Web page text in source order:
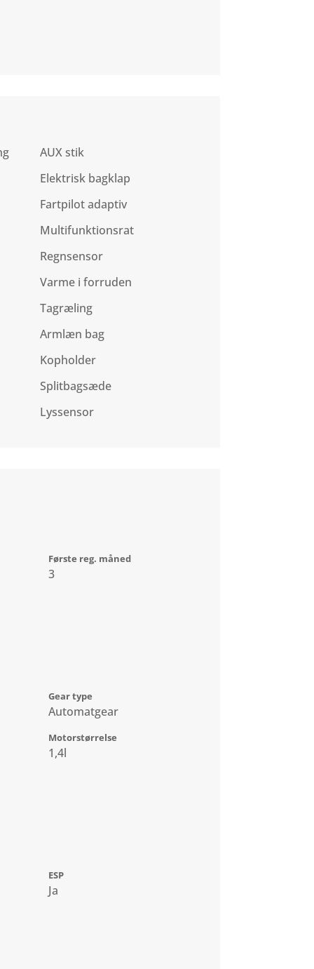
AUX stik
Elektrisk bagklap
Fartpilot adaptiv
Multifunktionsrat
Regnsensor
Varme i forruden
Tagræling
Armlæn bag
Kopholder
Splitbagsæde
Lyssensor
Første reg. måned
3
Gear type
Automatgear
Motorstørrelse
1,4l
ESP
Ja